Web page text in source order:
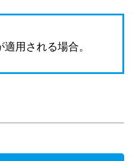
用される場合。